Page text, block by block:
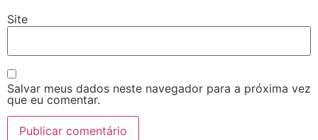
Site
Salvar meus dados neste navegador para a próxima vez
que eu comentar.